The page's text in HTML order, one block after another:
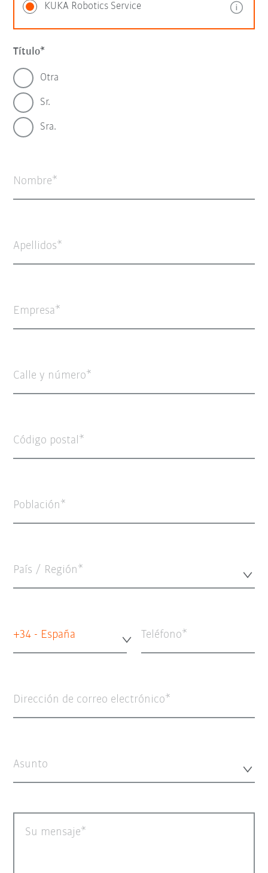
KUKA Robotics Service
Título
Otra
Sr.
Sra.
Nombre
Apellidos
Empresa
Calle y número
Código postal
Población
País / Región*
+34 - España Teléfono
Dirección de correo electrónico
Asunto
Su mensaje